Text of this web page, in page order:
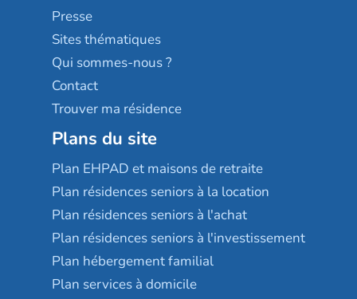
Sérénys
Résidences services Villa Médicis
Presse
Sites thématiques
Qui sommes-nous ?
Contact
Trouver ma résidence
Plans du site
Plan EHPAD et maisons de retraite
Plan résidences seniors à la location
Plan résidences seniors à l'achat
Plan résidences seniors à l'investissement
Plan hébergement familial
Plan services à domicile